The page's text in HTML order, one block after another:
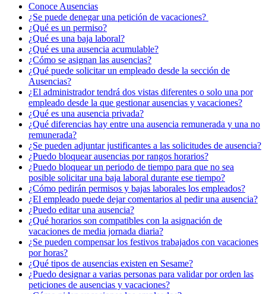
Conoce Ausencias
¿Se puede denegar una petición de vacaciones? ​
¿Qué es un permiso?
¿Qué es una baja laboral?
¿Qué es una ausencia acumulable?
¿Cómo se asignan las ausencias?
¿Qué puede solicitar un empleado desde la sección de
Ausencias?
¿El administrador tendrá dos vistas diferentes o solo una por
empleado desde la que gestionar ausencias y vacaciones?
¿Qué es una ausencia privada?
¿Qué diferencias hay entre una ausencia remunerada y una no
remunerada?
¿Se pueden adjuntar justificantes a las solicitudes de ausencia?
¿Puedo bloquear ausencias por rangos horarios?
¿Puedo bloquear un periodo de tiempo para que no sea
posible solicitar una baja laboral durante ese tiempo?
¿Cómo pedirán permisos y bajas laborales los empleados?
¿El empleado puede dejar comentarios al pedir una ausencia?
¿Puedo editar una ausencia?
¿Qué horarios son compatibles con la asignación de
vacaciones de media jornada diaria?
¿Se pueden compensar los festivos trabajados con vacaciones
por horas?
¿Qué tipos de ausencias existen en Sesame?
¿Puedo designar a varias personas para validar por orden las
peticiones de ausencias y vacaciones?